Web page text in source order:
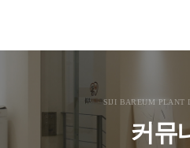
SIJI BAREUM PLANT
커뮤